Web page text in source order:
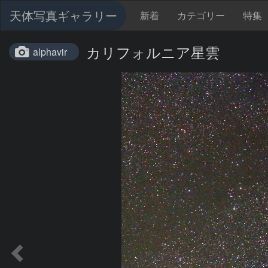
天体写真ギャラリー 新着 カテゴリー 特集
alphavir カリフォルニア星雲